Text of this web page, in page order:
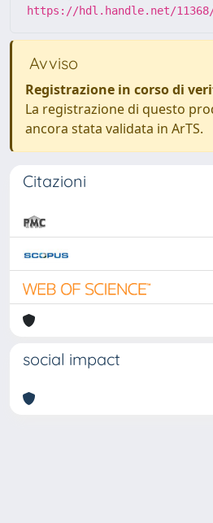
https://hdl.handle.net/11368/
Avviso
Registrazione in corso di
La registrazione di questo
ancora stata validata in ArTS.
Citazioni
social impact